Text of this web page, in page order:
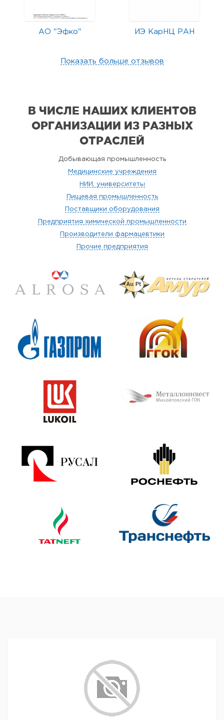
АО "Эфко" ИЭ КарНЦ РАН
Показать больше отзывов
В ЧИСЛЕ НАШИХ КЛИЕНТОВ
ОРГАНИЗАЦИИ ИЗ РАЗНЫХ
ОТРАСЛЕЙ
Добывающая промышленность
Медицинские учреждения
НИИ, университеты
Пищевая промышленность
Поставщики оборудования
Предприятия химической промышленности
Производители фармацевтики
Прочие предприятия